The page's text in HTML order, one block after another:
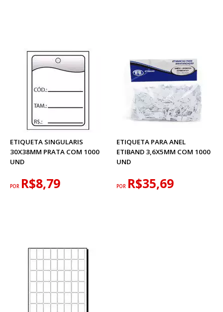
ETIQUETA SINGULARIS
30X38MM PRATA COM 1000
UND
POR R$8,79
ETIQUETA PARA ANEL
ETIBAND 3,6X5MM COM 1000
UND
POR R$35,69